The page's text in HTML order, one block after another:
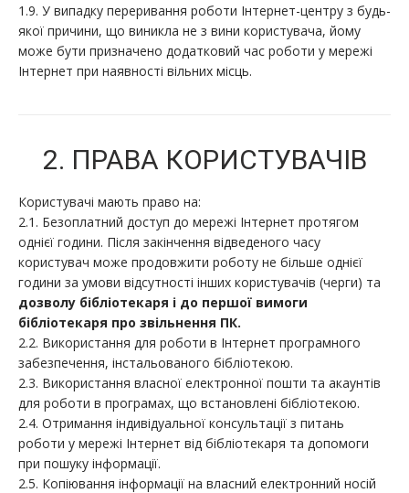
1.9. У випадку переривання роботи Інтернет-центру з будь-
якої причини, що виникла не з вини користувача, йому
може бути призначено додатковий час роботи у мережі
Інтернет при наявності вільних місць.
2. ПРАВА КОРИСТУВАЧІВ
Користувачі мають право на:
2.1. Безоплатний доступ до мережі Інтернет протягом
однієї години. Після закінчення відведеного часу
користувач може продовжити роботу не більше однієї
години за умови відсутності інших користувачів (черги) та
дозволу бібліотекаря і до першої вимоги
бібліотекаря про звільнення ПК.
2.2. Використання для роботи в Інтернет програмного
забезпечення, інстальованого бібліотекою.
2.3. Використання власної електронної пошти та акаунтів
для роботи в програмах, що встановлені бібліотекою.
2.4. Отримання індивідуальної консультації з питань
роботи у мережі Інтернет від бібліотекаря та допомоги
при пошуку інформації.
2.5. Копіювання інформації на власний електронний носій